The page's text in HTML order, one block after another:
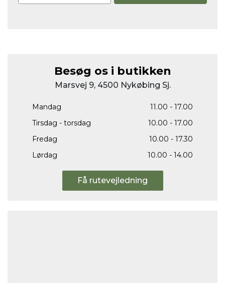
Besøg os i butikken
Marsvej 9, 4500 Nykøbing Sj.
Mandag
11.00 - 17.00
Tirsdag - torsdag
10.00 - 17.00
Fredag
10.00 - 17.30
Lørdag
10.00 - 14.00
Få rutevejledning